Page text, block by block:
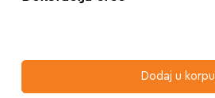
Dodaj u korpu